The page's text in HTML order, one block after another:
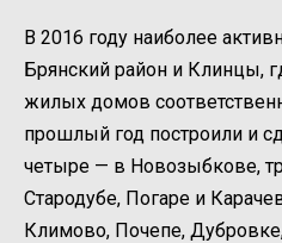
В 2016 году наиболее
Брянский район и Клинцы,
жилых домов
прошлый год построили и
четыре — в Новозыбкове,
Стародубе, Погаре и
Климово, Почепе,